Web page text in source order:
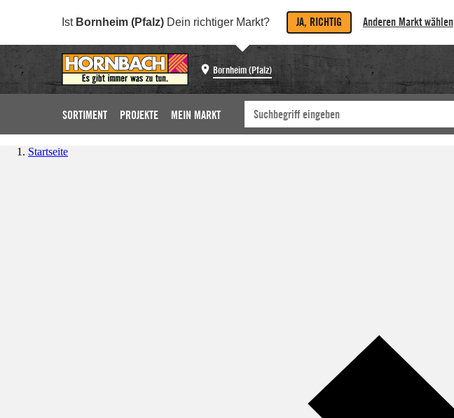
Ist Bornheim (Pfalz) Dein richtiger Markt? JA, RICHTIG Anderen Markt wählen
Bornheim (Pfalz)
SORTIMENT PROJEKTE MEIN MARKT
Startseite